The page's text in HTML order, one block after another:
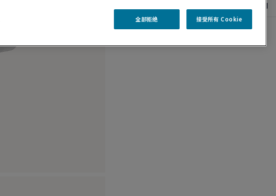
保养说明
18K白金大号款
全部拒绝 接受所有 Cookie